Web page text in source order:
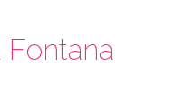
Fontana